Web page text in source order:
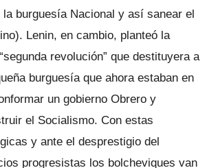
burguesía Nacional y así sanear el
Lenin, en cambio, planteó la
revolución” que destituyera a
burguesía que ahora estaban en
un gobierno Obrero y
el Socialismo. Con estas
y ante el desprestigio del
progresistas los bolcheviques van